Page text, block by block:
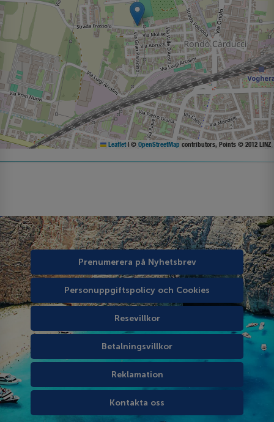
Leaflet | © OpenStreetMap contributors, Points © 2012 LINZ
Prenumerera på Nyhetsbrev
Personuppgiftspolicy och Cookies
Resevillkor
Betalningsvillkor
Reklamation
Kontakta oss